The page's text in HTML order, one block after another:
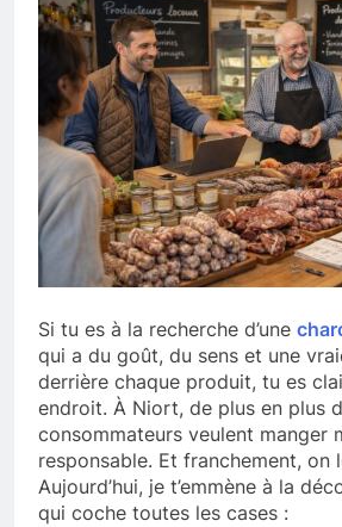
Si tu es à la recherche d’une
qui a du goût, du sens et une
derrière chaque produit, tu es
endroit. À Niort, de plus en plus
consommateurs veulent manger
responsable. Et franchement, on
Aujourd’hui, je t’emmène à la
qui coche toutes les cases :